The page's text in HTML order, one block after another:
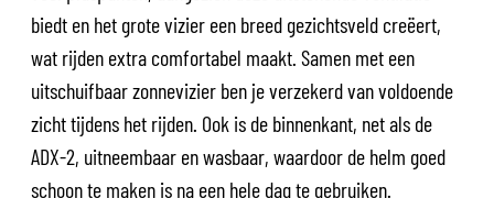
biedt en het grote vizier een breed gezichtsveld creëert,
wat rijden extra comfortabel maakt. Samen met een
uitschuifbaar zonnevizier ben je verzekerd van voldoende
zicht tijdens het rijden. Ook is de binnenkant, net als de
ADX-2, uitneembaar en wasbaar, waardoor de helm goed
schoon te maken is na een hele dag te gebruiken.